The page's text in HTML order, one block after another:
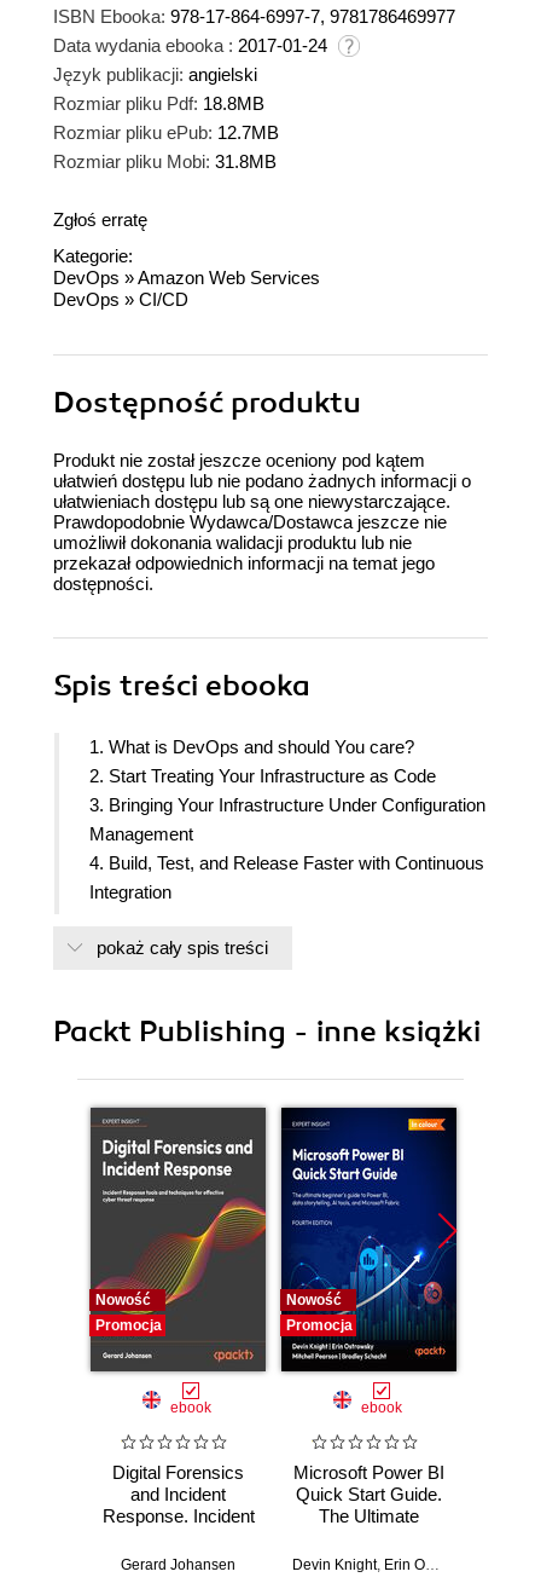
ISBN Ebooka: 978-17-864-6997-7, 9781786469977
Data wydania ebooka : 2017-01-24
Język publikacji: angielski
Rozmiar pliku Pdf: 18.8MB
Rozmiar pliku ePub: 12.7MB
Rozmiar pliku Mobi: 31.8MB
Zgłoś erratę
Kategorie:
DevOps »Amazon Web Services
DevOps » CI/CD
Dostępność produktu
Produkt nie został jeszcze oceniony pod kątem
ułatwień dostępu lub nie podano żadnych informacji o
ułatwieniach dostępu lub są one niewystarczające.
Prawdopodobnie Wydawca/Dostawca jeszcze nie
umożliwił dokonania walidacji produktu lub nie
przekazał odpowiednich informacji na temat jego
dostępności.
Spis treści ebooka
1. What is DevOps and should You care?
2. Start Treating Your Infrastructure as Code
3. Bringing Your Infrastructure Under Configuration
Management
4. Build, Test, and Release Faster with Continuous
Integration
Delivery
7. Metrics, Log Collection, and Monitoring
10. AWS Tips and Tricks
pokaż cały spis treści
Packt Publishing - inne książki
Nowość
Promocja
ebook
Digital Forensics
and Incident
Response. Incident
and techniques for
Gerard Johansen
Nowość
Promocja
ebook
Microsoft Power BI
Quick Start Guide.
The Ultimate
to Power BI, Data
Devin Knight, Erin Ostrowsky